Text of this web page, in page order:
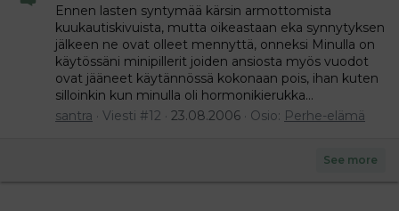
Ennen lasten syntymää kärsin armottomista
kuukautiskivuista, mutta oikeastaan eka synnytyksen
jälkeen ne ovat olleet mennyttä, onneksi Minulla on
käytössäni minipillerit joiden ansiosta myös vuodot
ovat jääneet käytännössä kokonaan pois, ihan kuten
silloinkin kun minulla oli hormonikierukka...
santra
Viesti #12 23.08.2006 Osio: Perhe-elämä
See more